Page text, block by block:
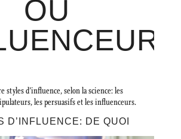
OU
styles d’influence, selon la science: les
les persuasifs et les influenceurs.
D’INFLUENCE: DE QUOI